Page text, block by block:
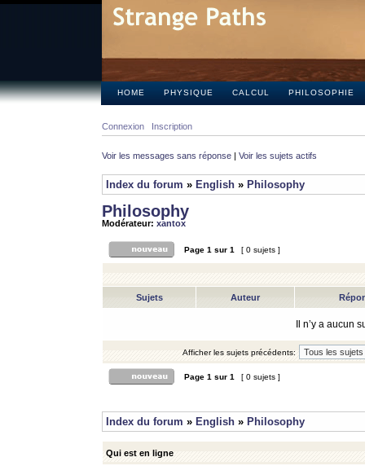
HOME PHYSIQUE CALCUL PHILOSOPHIE
Connexion Inscription
Voir les messages sans réponse | Voir les sujets actifs
Index du forum » English » Philosophy
Philosophy
Modérateur: xantox
Page 1 sur 1 [ 0 sujets ]
Sujets Auteur
Il n’y a aucun
Afficher les sujets précédents:
Page 1 sur 1 [ 0 sujets ]
Index du forum » English » Philosophy
Qui est en ligne